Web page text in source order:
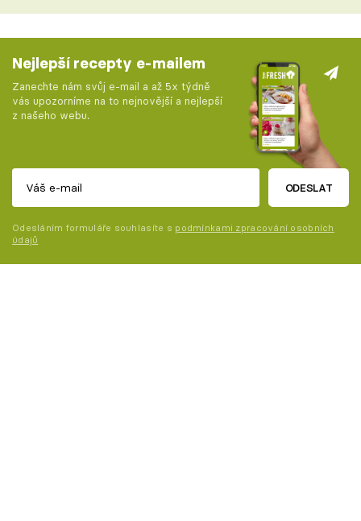
Nejlepší recepty e-mailem
Zanechte nám svůj e-mail a až 5x týdně
vás upozorníme na to nejnovější a nejlepší
z našeho webu.
ODESLAT
Odesláním formuláře souhlasíte s podmínkami zpracování osobních
údajů